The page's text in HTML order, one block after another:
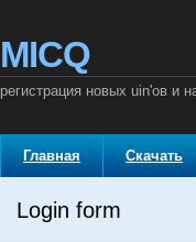
MICQ
регистрация новых uin'ов и
Главная Скачать
Login form